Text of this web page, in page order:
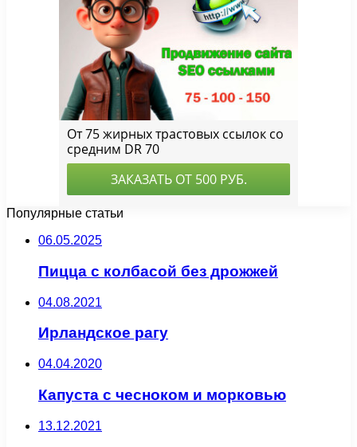
Популярные статьи
06.05.2025
Пицца с колбасой без дрожжей
04.08.2021
Ирландское рагу
04.04.2020
Капуста с чесноком и морковью
13.12.2021